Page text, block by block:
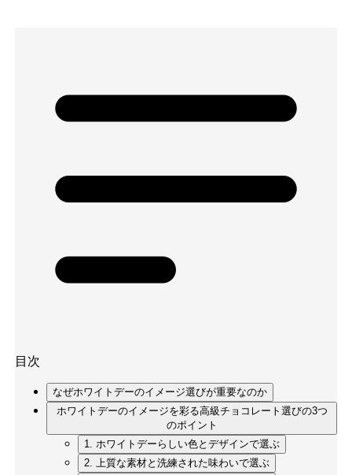
目次
なぜホワイトデーのイメージ選びが重要なのか
ホワイトデーのイメージを彩る高級チョコレート選びの3つ
のポイント
1. ホワイトデーらしい色とデザインで選ぶ
2. 上質な素材と洗練された味わいで選ぶ